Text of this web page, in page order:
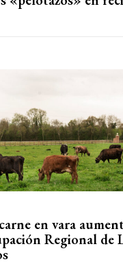
en vara
Regional de